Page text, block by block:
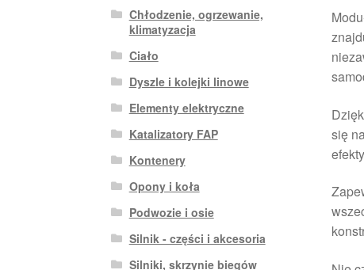
się
Chłodzenie, ogrzewanie,
klimatyzacja
Ciało
Dyszle i kolejki linowe
Elementy elektryczne
Katalizatory FAP
Kontenery
Opony i koła
Podwozie i osie
Silnik - części i akcesoria
Silniki, skrzynie biegów